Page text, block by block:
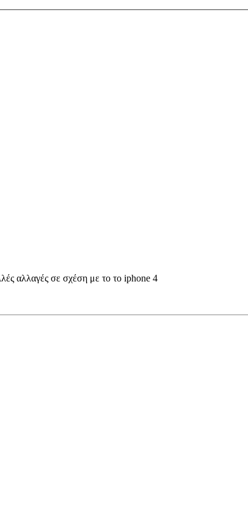
αλλαγές σε σχέση με το το iphone 4